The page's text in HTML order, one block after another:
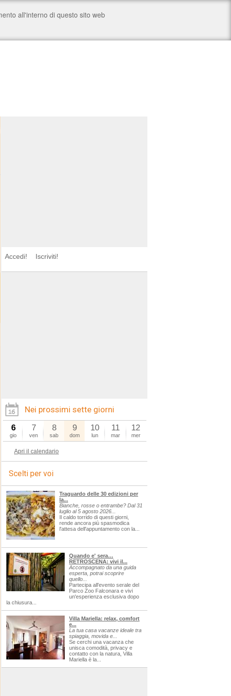
Accedi! Iscriviti!
Nei prossimi sette giorni
6
gio
7
ven
8
sab
9
dom
10
lun
11
mar
12
mer
Apri il calendario
Scelti per voi
Traguardo delle 30 edizioni per
la...
Bianche, rosse o entrambe? Dal 31
luglio al 5 agosto 2026...
Il caldo torrido di questi giorni,
rende ancora più spasmodica
l'attesa dell'appuntamento con la...
Quando e' sera…
RETROSCENA: vivi il...
Accompagnato da una guida
esperta, potrai scoprire
quello...
Partecipa all'evento serale del
Parco Zoo Falconara e vivi
un'esperienza esclusiva dopo
la chiusura...
Villa Mariella: relax, comfort
e...
La tua casa vacanze ideale tra
spiaggia, movida e...
Se cerchi una vacanza che
unisca comodità, privacy e
contatto con la natura, Villa
Mariella è la...